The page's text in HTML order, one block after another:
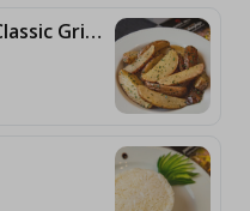
Petrezselymes burgonya Classic Grill módra